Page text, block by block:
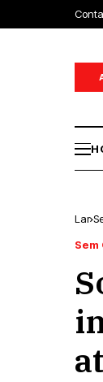
Lar
Sem